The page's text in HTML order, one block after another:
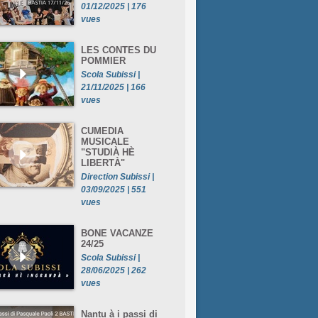
01/12/2025 | 176
vues
LES CONTES DU
POMMIER
Scola Subissi |
21/11/2025 | 166
vues
CUMEDIA
MUSICALE
"STUDIÀ HÈ
LIBERTÀ"
Direction Subissi |
03/09/2025 | 551
vues
BONE VACANZE
24/25
Scola Subissi |
28/06/2025 | 262
vues
Nantu à i passi di